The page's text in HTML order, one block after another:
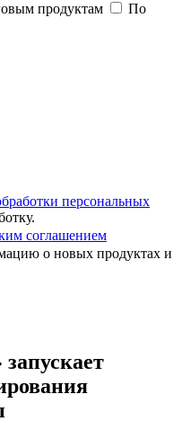
продуктам
По
персональных
соглашением
о новых продуктах и